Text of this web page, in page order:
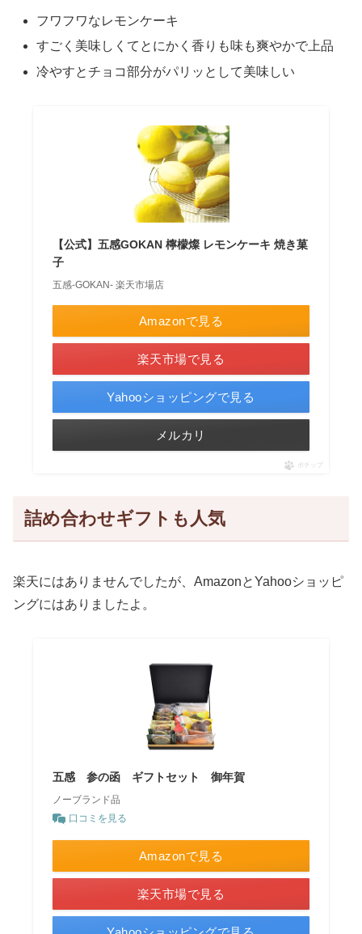
フワフワなレモンケーキ
すごく美味しくてとにかく香りも味も爽やかで上品
冷やすとチョコ部分がパリッとして美味しい
【公式】五感GOKAN 檸檬燦 レモンケーキ 焼き菓
子
五感-GOKAN- 楽天市場店
Amazonで見る
楽天市場で見る
Yahooショッピングで見る
メルカリ
ポチップ
詰め合わせギフトも人気
楽天にはありませんでしたが、AmazonとYahooショッピ
ングにはありましたよ。
五感 参の函 ギフトセット 御年賀
ノーブランド品
口コミを見る
Amazonで見る
楽天市場で見る